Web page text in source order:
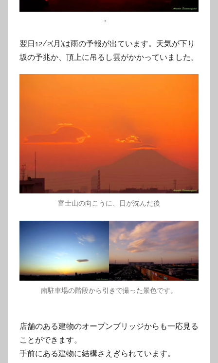
翌日12/2(月)は雨の予報が出ています。天気が下り
坂の予兆か、頂上に吊るし雲がかかっていました。
富士山の向こうに、日が沈んだ後
南駐車場の階段から引きで撮った景色です。
店舗のある建物のオープンブリッジからも一応見る
ことができます。
手前にある建物に結構さえぎられています。